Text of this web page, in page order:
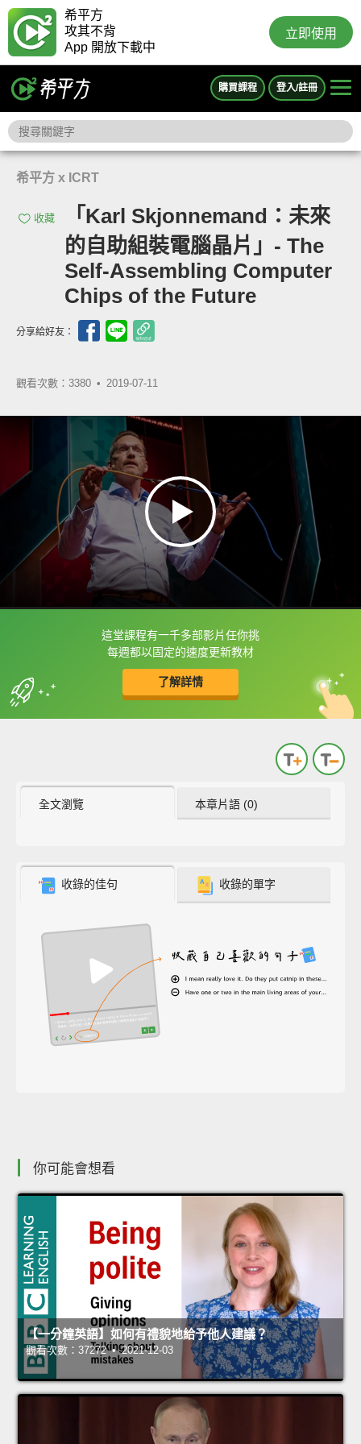
希平方
攻其不背
App 開放下載中
立即使用
購買課程 登入/註冊
希平方 x ICRT
收藏
「Karl Skjonnemand：未來
的自助組裝電腦晶片」- The
Self-Assembling Computer
Chips of the Future
分享給好友：
觀看次數：3380 • 2019-07-11
這堂課程有一千多部影片任你挑
每週都以固定的速度更新教材
了解詳情
框選或點兩下字幕可以直接查字典喔！
收錄佳句 中
英
全文瀏覽 本章片語 (0)
收錄的佳句 收錄的單字
你可能會想看
【一分鐘英語】如何有禮貌地給予他人建議？
觀看次數：37272 • 2021-12-03